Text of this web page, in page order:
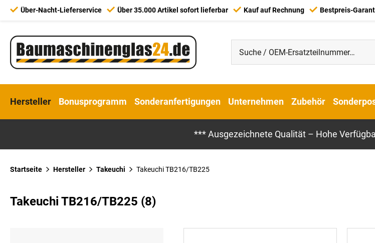
Über-Nacht-Lieferservice Über 35.000 Artikel sofort lieferbar Kauf auf Rechnung Bestpreis-
Hersteller Bonusprogramm Sonderanfertigungen Unternehmen Zubehör
*** Ausgezeichnete Qualität – Hohe
Startseite Hersteller Takeuchi Takeuchi TB216/TB225
Takeuchi TB216/TB225 (8)